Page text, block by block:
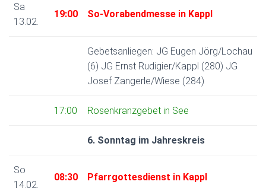
Sa
13.02.
19:00 So-Vorabendmesse in Kappl
Gebetsanliegen: JG Eugen Jörg/Lochau
(6) JG Ernst Rudigier/Kappl (280) JG
Josef Zangerle/Wiese (284)
17:00 Rosenkranzgebet in See
6. Sonntag im Jahreskreis
So
14.02.
08:30 Pfarrgottesdienst in Kappl